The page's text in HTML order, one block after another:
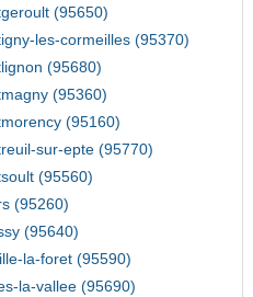
(95650)
les-cormeilles (95370)
(95680)
(95360)
(95160)
sur-epte (95770)
(95560)
(95260)
(95640)
la-foret (95590)
la-vallee (95690)